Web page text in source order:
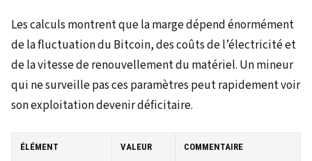
Les calculs montrent que la marge dépend énormément
de la fluctuation du Bitcoin, des coûts de l’électricité et
de la vitesse de renouvellement du matériel. Un mineur
qui ne surveille pas ces paramètres peut rapidement voir
son exploitation devenir déficitaire.
ÉLÉMENT VALEUR COMMENTAIRE